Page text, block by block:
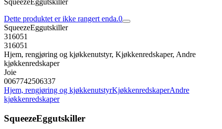
SqueezeEggutskiller
Dette produktet er ikke rangert enda.0
SqueezeEggutskiller
316051
316051
Hjem, rengjøring og kjøkkenutstyr, Kjøkkenredskaper, Andre
kjøkkenredskaper
Joie
0067742506337
Hjem, rengjøring og kjøkkenutstyrKjøkkenredskaperAndre
kjøkkenredskaper
SqueezeEggutskiller